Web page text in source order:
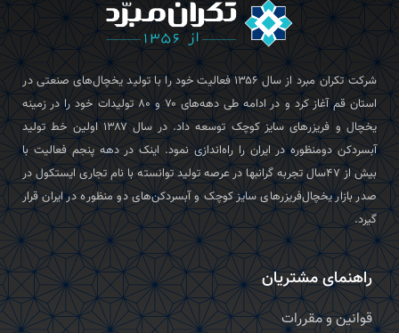
شرکت تکران‌ مبرد از سال ۱۳۵۶ فعالیت خود را با تولید یخچال‌های صنعتی در
استان قم آغاز کرد و در ادامه طی دهه‌های ۷۰ و ۸۰ تولیدات خود را در زمینه
یخچال و فریزرهای سایز کوچک توسعه داد. در سال ۱۳۸۷ اولین خط تولید
آبسردکن دومنظوره در ایران را راه‌اندازی نمود. اینک در دهه پنجم فعالیت با
بیش از ۴۷سال تجربه گرانبها در عرصه تولید توانسته با نام تجاری ایستکول در
صدر بازار یخچال‌فریزرهای سایز کوچک و آبسردکن‌های دو منظوره در ایران قرار
گیرد.
راهنمای مشتریان
قوانین و مقررات